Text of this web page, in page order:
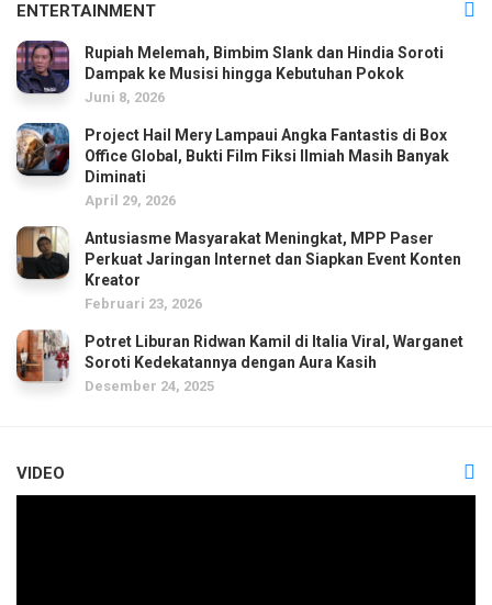
ENTERTAINMENT
Rupiah Melemah, Bimbim Slank dan Hindia Soroti
Dampak ke Musisi hingga Kebutuhan Pokok
Juni 8, 2026
Project Hail Mery Lampaui Angka Fantastis di Box
Office Global, Bukti Film Fiksi Ilmiah Masih Banyak
Diminati
April 29, 2026
Antusiasme Masyarakat Meningkat, MPP Paser
Perkuat Jaringan Internet dan Siapkan Event Konten
Kreator
Februari 23, 2026
Potret Liburan Ridwan Kamil di Italia Viral, Warganet
Soroti Kedekatannya dengan Aura Kasih
Desember 24, 2025
VIDEO